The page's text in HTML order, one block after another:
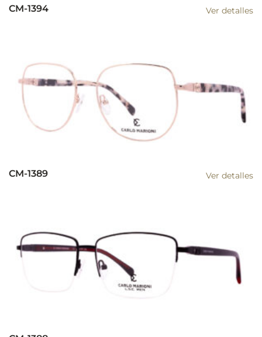
CM-1394 Ver detalles
CM-1389 Ver detalles